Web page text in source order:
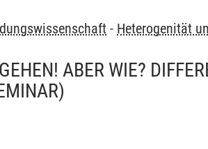
- Heterogenität
ABER WIE?